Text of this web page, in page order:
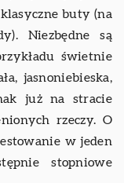
buty (na
Niezbędne są
świetnie
jasnoniebieska,
już na stracie
rzeczy. O
w jeden
stopniowe